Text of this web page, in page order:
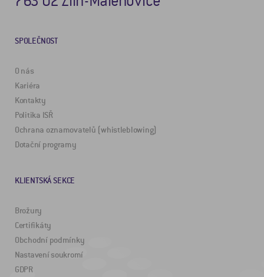
SPOLEČNOST
O nás
Kariéra
Kontakty
Politika ISŘ
Ochrana oznamovatelů (whistleblowing)
Dotační programy
KLIENTSKÁ SEKCE
Brožury
Certifikáty
Obchodní podmínky
Nastavení soukromí
GDPR